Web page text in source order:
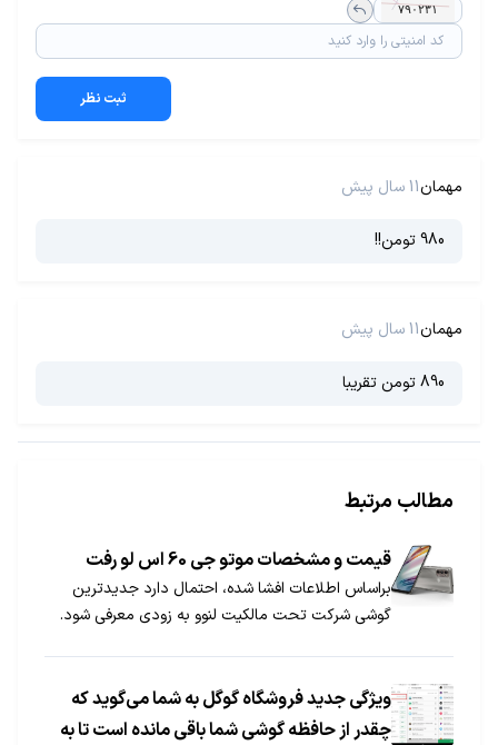
ثبت نظر
مهمان11 سال پیش
980 تومن!!
مهمان11 سال پیش
890 تومن تقریبا
مطالب مرتبط
قیمت و مشخصات موتو جی 60 اس لو رفت
براساس اطلاعات افشا شده، احتمال دارد جدیدترین
گوشی شرکت تحت مالکیت لنوو به زودی معرفی شود.
ویژگی جدید فروشگاه گوگل به شما می‌گوید که
چقدر از حافظه گوشی شما باقی مانده است تا به